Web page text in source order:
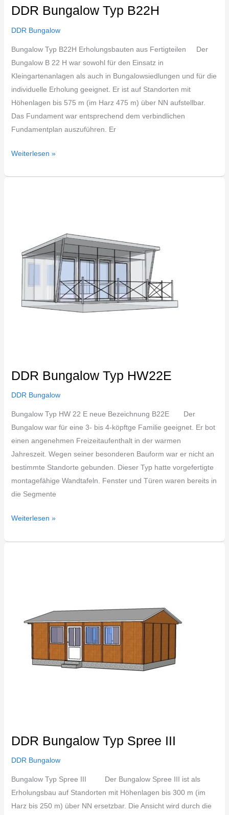
DDR Bungalow Typ B22H
DDR Bungalow
Bungalow Typ B22H Erholungsbauten aus Fertigteilen Der
Bungalow B 22 H war sowohl für den Einsatz in
Kleingartenanlagen als auch in Bungalowsiedlungen und für die
individuelle Erholung geeignet. Er ist auf Standorten mit
Höhenlagen bis 575 m (im Harz 475 m) über NN aufstellbar.
Das Fundament war entsprechend dem verbindlichen
Fundamentplan auszuführen. Er
Weiterlesen »
DDR Bungalow Typ HW22E
DDR Bungalow
Bungalow Typ HW 22 E neue Bezeichnung B22E Der
Bungalow war für eine 3- bis 4-köpftge Familie geeignet. Er bot
einen angenehmen Freizeitaufenthalt in der warmen
Jahreszeit. Wegen seiner besonderen Bauform war er nicht an
bestimmte Standorte gebunden. Dieser Typ hatte vorgefertigte
montagefähige Wandtafeln. Fenster und Türen waren bereits in
die Segmente
Weiterlesen »
DDR Bungalow Typ Spree III
DDR Bungalow
Bungalow Typ Spree III Der Bungalow Spree III ist als
Erholungsbau auf Standorten mit Höhenlagen bis 300 m (im
Harz bis 250 m) über NN ersetzbar. Die Ansicht wird durch die